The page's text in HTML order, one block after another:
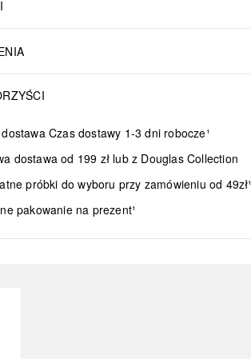
Czas dostawy 1-3 dni robocze¹
dostawa od 199 zł lub z Douglas Collection
próbki do wyboru przy zamówieniu od 49zł¹
pakowanie na prezent¹